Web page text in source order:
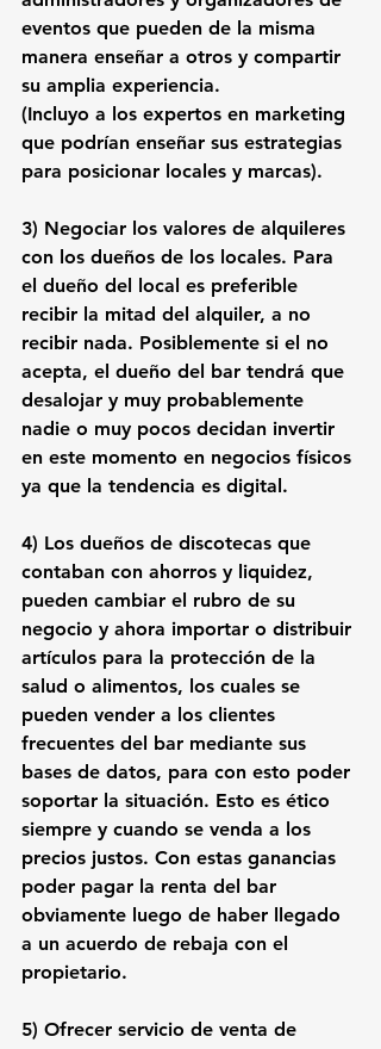
eventos que pueden de la misma
manera enseñar a otros y compartir
su amplia experiencia.
(Incluyo a los expertos en marketing
que podrían enseñar sus estrategias
para posicionar locales y marcas).
3) Negociar los valores de alquileres
con los dueños de los locales. Para
el dueño del local es preferible
recibir la mitad del alquiler, a no
recibir nada. Posiblemente si el no
acepta, el dueño del bar tendrá que
desalojar y muy probablemente
nadie o muy pocos decidan invertir
en este momento en negocios físicos
ya que la tendencia es digital.
4) Los dueños de discotecas que
contaban con ahorros y liquidez,
pueden cambiar el rubro de su
negocio y ahora importar o distribuir
artículos para la protección de la
salud o alimentos, los cuales se
pueden vender a los clientes
frecuentes del bar mediante sus
bases de datos, para con esto poder
soportar la situación. Esto es ético
siempre y cuando se venda a los
precios justos. Con estas ganancias
poder pagar la renta del bar
obviamente luego de haber llegado
a un acuerdo de rebaja con el
propietario.
5) Ofrecer servicio de venta de